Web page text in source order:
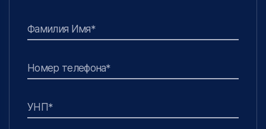
Фамилия Имя*
Номер телефона*
УНП*